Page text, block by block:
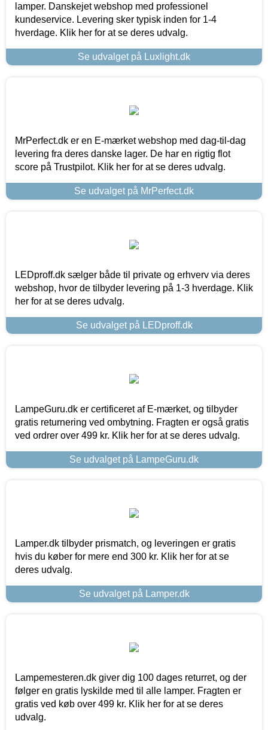
lamper. Danskejet webshop med professionel
kundeservice. Levering sker typisk inden for 1-4
hverdage. Klik her for at se deres udvalg.
Se udvalget på Luxlight.dk
MrPerfect.dk er en E-mærket webshop med dag-til-dag
levering fra deres danske lager. De har en rigtig flot
score på Trustpilot. Klik her for at se deres udvalg.
Se udvalget på MrPerfect.dk
LEDproff.dk sælger både til private og erhverv via deres
webshop, hvor de tilbyder levering på 1-3 hverdage. Klik
her for at se deres udvalg.
Se udvalget på LEDproff.dk
LampeGuru.dk er certificeret af E-mærket, og tilbyder
gratis returnering ved ombytning. Fragten er også gratis
ved ordrer over 499 kr. Klik her for at se deres udvalg.
Se udvalget på LampeGuru.dk
Lamper.dk tilbyder prismatch, og leveringen er gratis
hvis du køber for mere end 300 kr. Klik her for at se
deres udvalg.
Se udvalget på Lamper.dk
Lampemesteren.dk giver dig 100 dages returret, og der
følger en gratis lyskilde med til alle lamper. Fragten er
gratis ved køb over 499 kr. Klik her for at se deres
udvalg.